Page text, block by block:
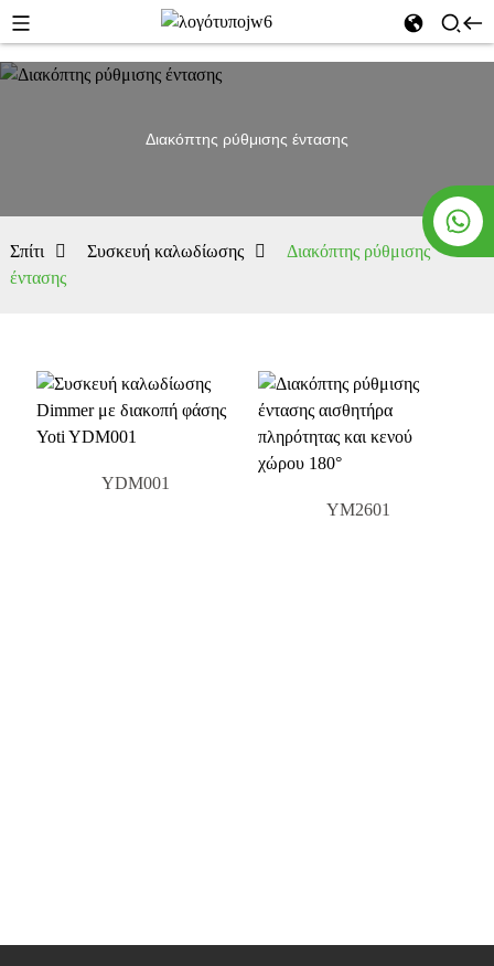
Διακόπτης ρύθμισης έντασης
Σπίτι Συσκευή καλωδίωσης
Διακόπτης ρύθμισης
έντασης
YDM001
YM2601